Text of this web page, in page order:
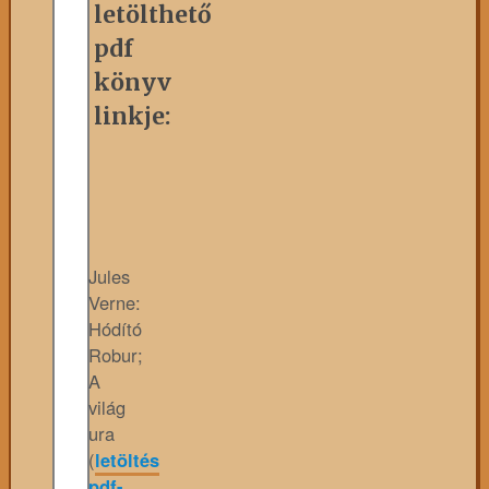
letölthető
pdf
könyv
linkje:
Jules
Verne:
Hódító
Robur;
A
világ
ura
(letöltés